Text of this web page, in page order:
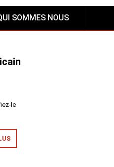
SOMMES NOUS
le